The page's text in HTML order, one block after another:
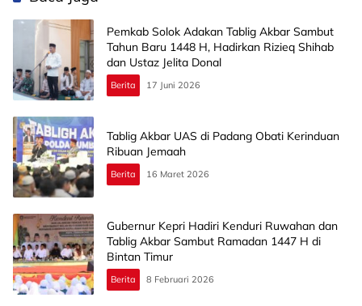
Pemkab Solok Adakan Tablig Akbar Sambut
Tahun Baru 1448 H, Hadirkan Rizieq Shihab
dan Ustaz Jelita Donal
Berita 17 Juni 2026
Tablig Akbar UAS di Padang Obati Kerinduan
Ribuan Jemaah
Berita 16 Maret 2026
Gubernur Kepri Hadiri Kenduri Ruwahan dan
Tablig Akbar Sambut Ramadan 1447 H di
Bintan Timur
Berita 8 Februari 2026